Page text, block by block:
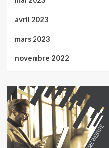
avril 2023
mars 2023
novembre 2022